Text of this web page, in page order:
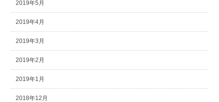
2019年5月
2019年4月
2019年3月
2019年2月
2019年1月
2018年12月